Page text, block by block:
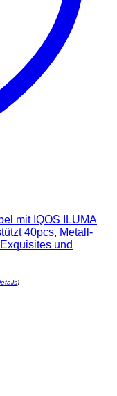
mit IQOS ILUMA
40pcs, Metall-
und
)